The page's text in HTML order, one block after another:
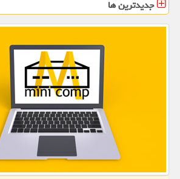
جدیدترین ها